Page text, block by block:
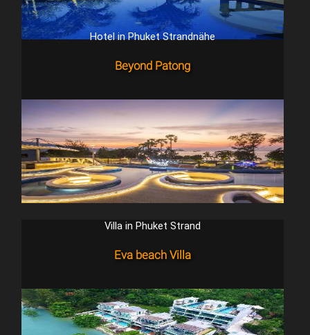
Hotel in Phuket Strandnähe
Beyond Patong
Villa in Phuket Strand
Eva beach Villa